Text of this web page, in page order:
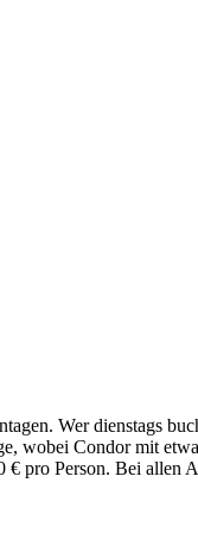
Wer dienstags
wobei Condor mit
€ pro Person. Bei allen